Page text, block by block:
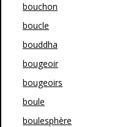
bouchon
boucle
bouddha
bougeoir
bougeoirs
boule
boulesphère